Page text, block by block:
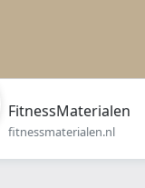
FitnessMaterialen
fitnessmaterialen.nl